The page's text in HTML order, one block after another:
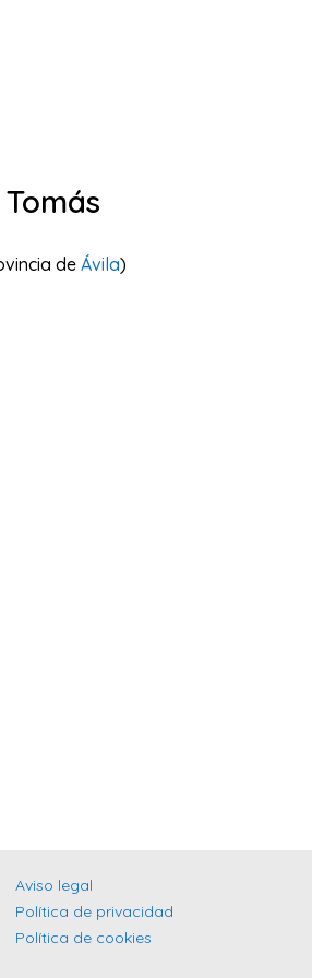
deÁvila)
Aviso legal
Política de privacidad
Política de cookies